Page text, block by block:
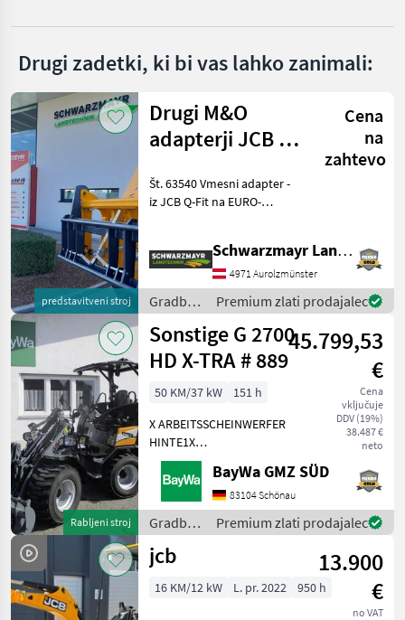
Drugi zadetki, ki bi vas lahko zanimali:
predstavitveni stroj
Drugi M&O
adapterji JCB Q
EURO
Cena
na
zahtevo
Št. 63540 Vmesni adapter -
iz JCB Q-Fit na EURO-
0 to VFG – rabljeno
Prodajna ekipa podjetja
Schwarzmayr v
Schwarzmayr Landtechnik GmbH - Aurolzmünster
4971 Aurolzmünster
Gradbeni
stroji /
Sonstige
Premium zlati prodajalec
Rabljeni stroj
Sonstige G 2700
HD X-TRA # 889
45.799,53
€
Cena
vključuje
DDV (19%)
38.487 €
neto
50 KM/37 kW
151 h
X ARBEITSSCHEINWERFER
HINTE1X
ARBEITSSCHEINWERFER
VORNE1X
HECKGEWICHTSPLATTE 62
KG1X
HYDRAULIKKREISLAUF
DPPPEL31X15.50-15
SKIDDATENBESCHEINIGUNG
BRD 20 KMDRUCKFREIER
BayWa GMZ SÜD
83104 Schönau
Gradbeni
stroji /
Sonstige
Premium zlati prodajalec
jcb
13.900
€
no VAT
16 KM/12 kW L. pr. 2022 950 h